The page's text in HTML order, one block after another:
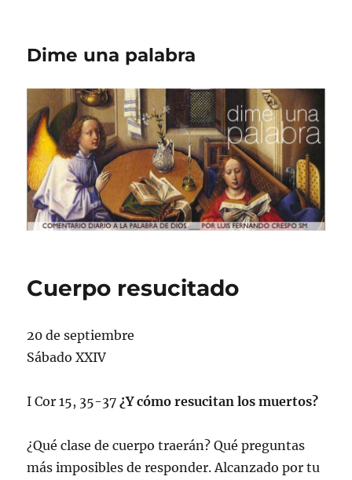
Dime una palabra
Cuerpo resucitado
20 de septiembre
Sábado XXIV
I Cor 15, 35-37¿Y cómo resucitan los muertos?
¿Qué clase de cuerpo traerán? Qué preguntas
más imposibles de responder. Alcanzado por tu